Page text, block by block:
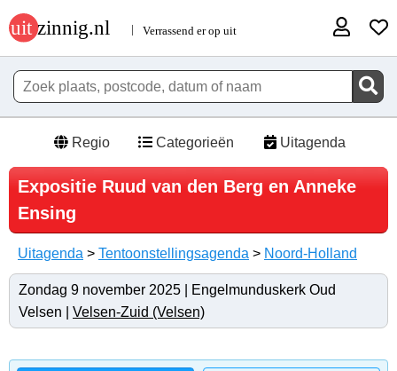
Regio Categorieën Uitagenda
Expositie Ruud van den Berg en Anneke
Ensing
Uitagenda > Tentoonstellingsagenda > Noord-Holland
Zondag 9 november 2025 | Engelmunduskerk Oud
Velsen | Velsen-Zuid (Velsen)